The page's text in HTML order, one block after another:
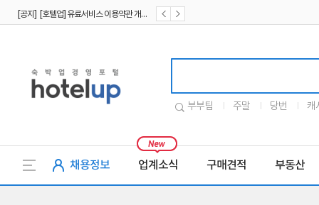
부부팀 주말 당번 캐
채용정보 업계소식 구매견적 부동산